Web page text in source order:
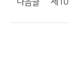
다음글 제10